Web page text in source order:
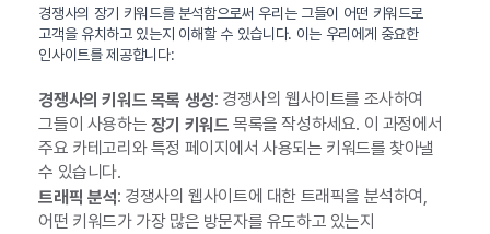
경쟁사의 장기 키워드를 분석함으로써 우리는 그들이 어떤 키워드로
고객을 유치하고 있는지 이해할 수 있습니다. 이는 우리에게 중요한
인사이트를 제공합니다:
경쟁사의 키워드 목록 생성: 경쟁사의 웹사이트를 조사하여
그들이 사용하는 장기 키워드 목록을 작성하세요. 이 과정에서
주요 카테고리와 특정 페이지에서 사용되는 키워드를 찾아낼
수 있습니다.
트래픽 분석: 경쟁사의 웹사이트에 대한 트래픽을 분석하여,
어떤 키워드가 가장 많은 방문자를 유도하고 있는지